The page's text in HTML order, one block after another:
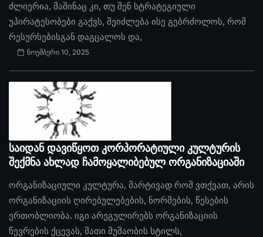
ძლიერია, მაშინაც კი, თუ შენ სტრატეგიული
უპირატესობები გაქვს, შეიძლება ისე გებრძოლოს, რომ
რესურსებისგან დაგცალოს და,
ნოემბერი 10, 2025
საიდან დავიწყოთ კორპორატიული კულტურის
შექმნა ახლად ჩამოყალიბებულ ორგანიზაციაში
ორგანიზაციული კულტურა, მარტივად რომ ვთქვათ, არის
ორგანიზაციის ღირებულებების, ნორმების, წესების
ერთობლიობა. იგი არეგულირებს ორგანიზაციის
წევრების ქცევას, მათი მუშაობის სტილს,